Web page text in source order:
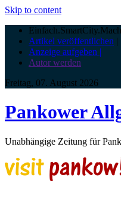
Skip to content
Artikel veröffentlichen |
Anzeige aufgeben |
Autor werden
Freitag, 07. August 2026
Pankower
Unabhängige Zeitung für